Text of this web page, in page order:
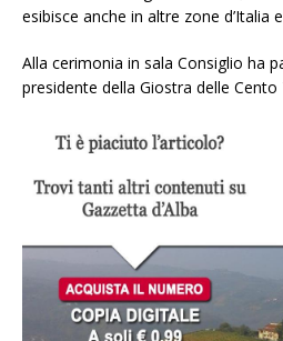
esibisce anche in altre zone d’Italia
Alla cerimonia in sala Consiglio ha
presidente della Giostra delle Cento